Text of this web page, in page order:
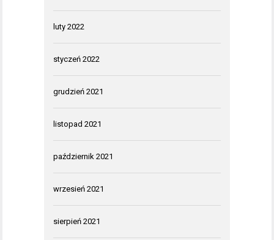
luty 2022
styczeń 2022
grudzień 2021
listopad 2021
październik 2021
wrzesień 2021
sierpień 2021